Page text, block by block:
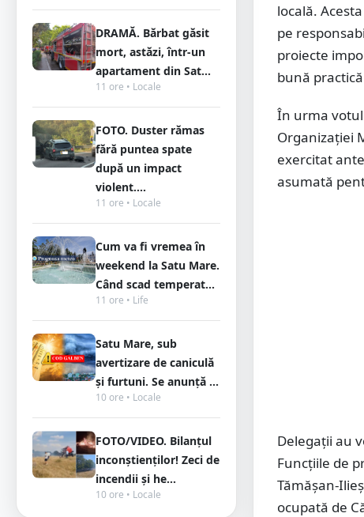
DRAMĂ. Bărbat găsit
mort, astăzi, într-un
apartament din Sat...
11 ore • Locale
FOTO. Duster rămas
fără puntea spate
după un impact
violent....
11 ore • Locale
Cum va fi vremea în
weekend la Satu Mare.
Când scad temperat...
11 ore • Life
Satu Mare, sub
avertizare de caniculă
și furtuni. Se anunță ...
10 ore • Locale
FOTO/VIDEO. Bilanțul
inconștienților! Zeci de
incendii și he...
10 ore • Locale
locală.
pe
proiecte
bună
În urma
Organizației
exercitat
asumată
Delegații au
Funcțiile de
Tămășan-
ocupată de